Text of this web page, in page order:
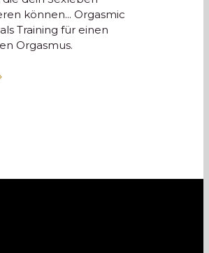
können... Orgasmic
Training für einen
Orgasmus.